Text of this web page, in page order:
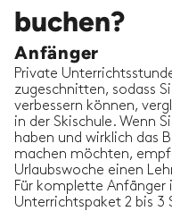
buchen?
Anfänger
Private
zugeschnitten, sodass
verbessern können,
in der Skischule. Wenn
haben und wirklich das
machen möchten,
Urlaubswoche einen
Für komplette
Unterrichtspaket 2 bis 3